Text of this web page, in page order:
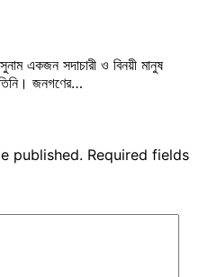
একজন সদাচারী ও বিনয়ী মানুষ
তিনি। জনগণের…
published. Required fields